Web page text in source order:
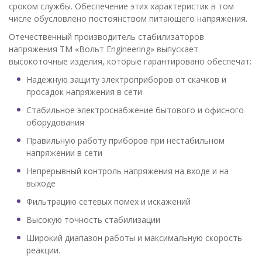
сроком службы. Обеспечение этих характеристик в том
числе обусловлено постоянством питающего напряжения.
Отечественный производитель стабилизаторов
напряжения ТМ «Вольт Engineering» выпускает
высокоточные изделия, которые гарантировано обеспечат:
Надежную защиту электроприборов от скачков и
просадок напряжения в сети
Стабильное электроснабжение бытового и офисного
оборудования
Правильную работу приборов при нестабильном
напряжении в сети
Непрерывный контроль напряжения на входе и на
выходе
Фильтрацию сетевых помех и искажений
Высокую точность стабилизации
Широкий диапазон работы и максимальную скорость
реакции.